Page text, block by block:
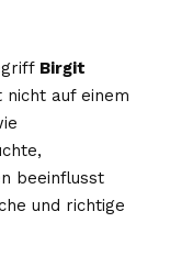
Birgit
nicht auf einem
beeinflusst
und richtige